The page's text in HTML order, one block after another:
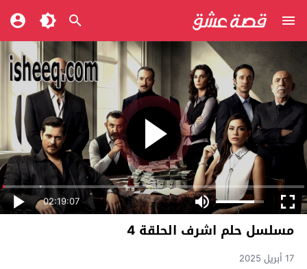
02:19:07
مسلسل حلم اشرف الحلقة 4
17 أبريل 2025